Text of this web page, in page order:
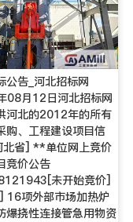
公告_河北招标网
08月12日河北招标网
河北的2012年的所有
购、工程建设项目信
北省] **单位网上竞价
竞价公告
未开始竞价]
16项外部市场加热炉
爆挠性连接管急用物资